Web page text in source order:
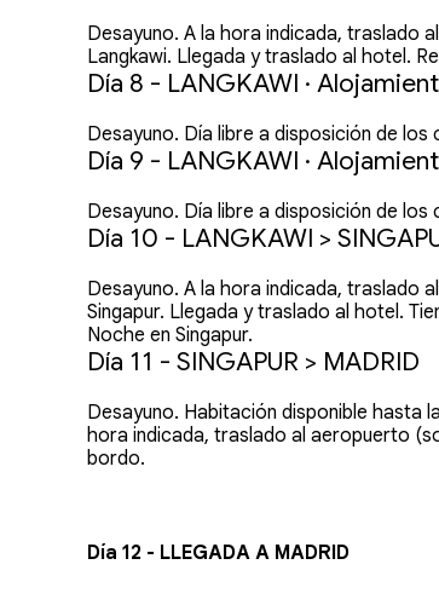
Desayuno. A la hora indicada, traslado
Langkawi. Llegada y traslado al hotel.
Día 8 - LANGKAWI ·
Desayuno. Día libre a disposición de
Día 9 - LANGKAWI ·
Desayuno. Día libre a disposición de
Día 10 - LANGKAWI >
Desayuno. A la hora indicada, traslado
Singapur. Llegada y traslado al hotel.
Noche en Singapur.
Día 11 - SINGAPUR > MADRID
Desayuno. Habitación disponible hasta
hora indicada, traslado al aeropuerto
bordo.
Día 12 - LLEGADA A MADRID